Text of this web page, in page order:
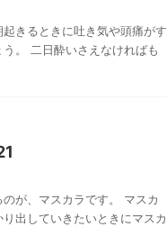
きるときに吐き気や頭痛がす
。 二日酔いさえなければも
が、マスカラです。 マスカ
出していきたいときにマスカ